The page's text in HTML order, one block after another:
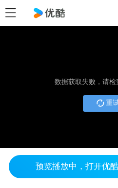
数据获取失败，请
重
预览播放中，打开优